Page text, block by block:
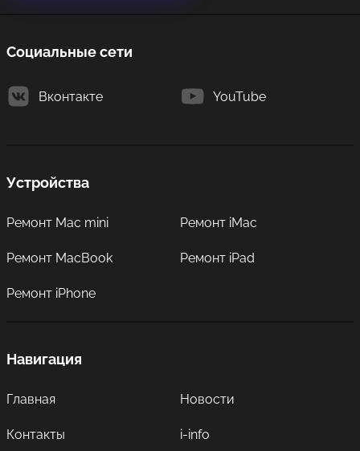
Социальные сети
Вконтакте YouTube
Устройства
Ремонт Mac mini Ремонт iMac
Ремонт MacBook Ремонт iPad
Ремонт iPhone
Навигация
Главная Новости
Контакты i-info